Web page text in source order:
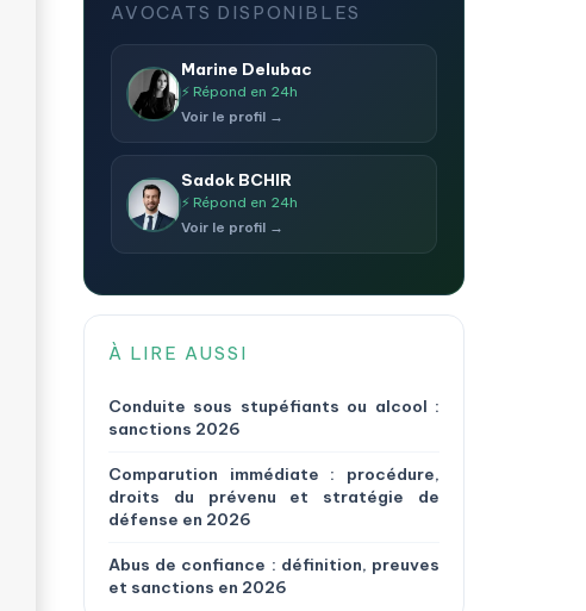
AVOCATS DISPONIBLES
Marine Delubac
⚡ Répond en 24h
Voir le profil →
Sadok BCHIR
⚡ Répond en 24h
Voir le profil →
À LIRE AUSSI
Conduite sous stupéfiants ou alcool :
sanctions 2026
Comparution immédiate : procédure,
droits du prévenu et stratégie de
défense en 2026
Abus de confiance : définition, preuves
et sanctions en 2026